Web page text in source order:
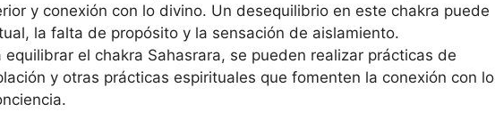
y conexión con lo divino. Un desequilibrio en este chakra puede
la falta de propósito y la sensación de aislamiento.
equilibrar el chakra Sahasrara, se pueden realizar prácticas de
y otras prácticas espirituales que fomenten la conexión con lo